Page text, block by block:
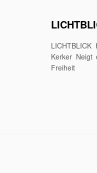
Kerker Neigt
Freiheit